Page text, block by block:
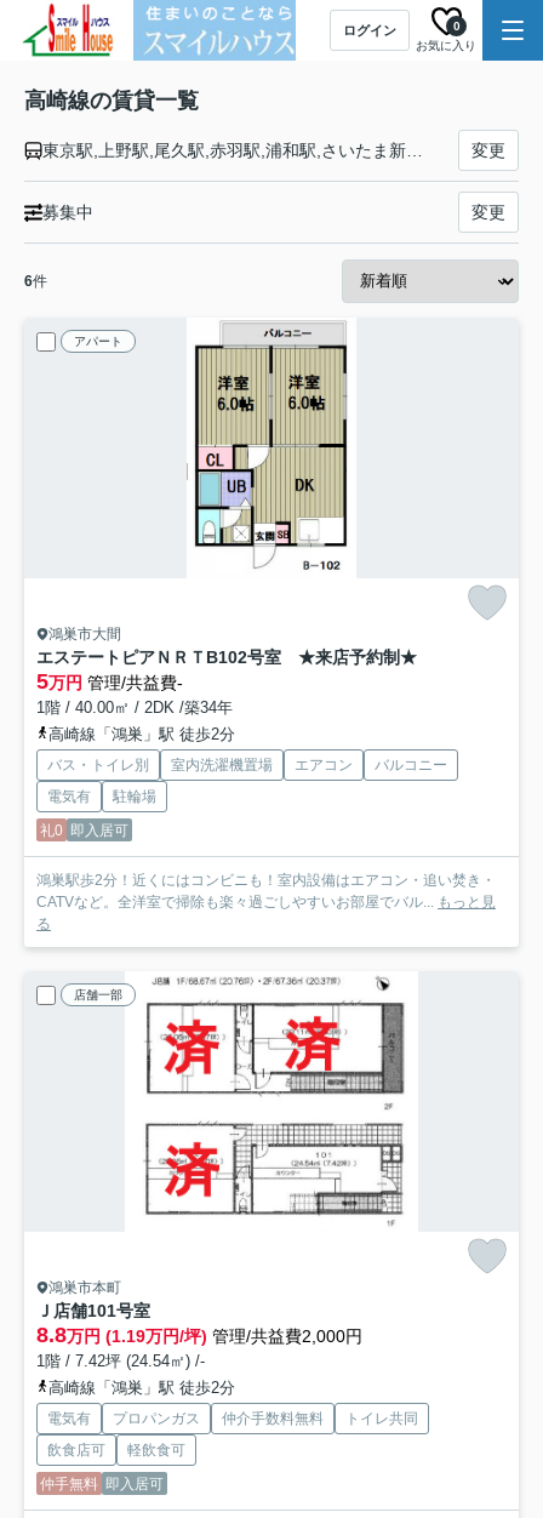
ログイン
お気に入り
0
高崎線の賃貸一覧
変更
募集中 変更
6件
アパート
鴻巣市大間
エステートピアＮＲＴ B102号室 ★来店予約制★
5万円 管理/共益費-
1階 / 40.00㎡ / 2DK /築34年
高崎線「鴻巣」駅 徒歩2分
バス・トイレ別 室内洗濯機置場 エアコン
バルコニー
電気有
駐輪場
礼0 即入居可
鴻巣駅歩2分！近くにはコンビニも！室内設備はエアコン・追い焚き・
CATVなど。全洋室で掃除も楽々過ごしやすいお部屋でバル... もっと見
る
店舗一部
鴻巣市本町
Ｊ店舗101号室
8.8万円 (1.19万円/坪) 管理/共益費2,000円
1階 / 7.42坪 (24.54㎡) /-
高崎線「鴻巣」駅 徒歩2分
電気有 プロパンガス 仲介手数料無料
トイレ共同
飲食店可
軽飲食可
仲手無料 即入居可